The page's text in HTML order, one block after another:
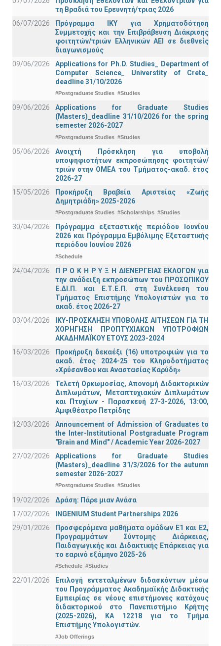
τη Βραδιά του Ερευνητή/τριας 2026
06/07/2026
Πρόγραμμα ΙΚΥ για Χρηματοδότηση
Συμμετοχής και την Επιβράβευση Διάκρισης
φοιτητών/τριών Ελληνικών ΑΕΙ σε διεθνείς
διαγωνισμούς
09/06/2026
Applications for Ph.D. Studies_ Department of
Computer Science_ Universtity of Crete_
deadline 31/10/2026
#Postgraduate Studies #Studies
09/06/2026
Applications for Graduate Studies
(Masters)_deadline 31/10/2026 for the spring
semester 2026-2027
#Postgraduate Studies #Studies
05/06/2026
Ανοιχτή Πρόσκληση για υποβολή
υποψηφιοτήτων εκπροσώπησης φοιτητών/
τριών στην ΟΜΕΑ του Τμήματος-ακαδ. έτος
2026-27
15/05/2026
Προκήρυξη Βραβεία Αριστείας «Ζωής
Δημητριάδη» 2025-2026
#Postgraduate Studies #Scholarships #Studies
30/04/2026
Πρόγραμμα εξεταστικής περιόδου Ιουνίου
2026 και Πρόγραμμα Εμβόλιμης Εξεταστικής
περιόδου Ιουνίου 2026
#Schedule
24/04/2026
Π Ρ Ο Κ Η Ρ Υ Ξ Η ΔΙΕΝΕΡΓΕΙΑΣ ΕΚΛΟΓΩΝ για
την ανάδειξη εκπροσώπων του ΠΡΟΣΩΠΙΚΟΥ
Ε.ΔΙ.Π. και Ε.Τ.Ε.Π. στη Συνέλευση του
Τμήματος Επιστήμης Υπολογιστών για το
ακαδ. έτος 2026-27
03/04/2026
ΙΚΥ-ΠΡΟΣΚΛΗΣΗ ΥΠΟΒΟΛΗΣ ΑΙΤΗΣΕΩΝ ΓΙΑ ΤΗ
ΧΟΡΗΓΗΣΗ ΠΡΟΠΤΥΧΙΑΚΩΝ ΥΠΟΤΡΟΦΙΩΝ
ΑΚΑΔΗΜΑΪΚΟΥ ΕΤΟΥΣ 2023-2024
16/03/2026
Προκήρυξη δεκαέξι (16) υποτροφιών για το
ακαδ. έτος 2024-25 του Κληροδοτήματος
«Χρύσανθου και Αναστασίας Καρύδη»
16/03/2026
Τελετή Ορκωμοσίας, Απονομή Διδακτορικών
Διπλωμάτων, Μεταπτυχιακών Διπλωμάτων
και Πτυχίων - Παρασκευή 27-3-2026, 13:00,
Αμφιθέατρο Πετρίδης
12/03/2026
Announcement of Admission of Graduates to
the Inter-Institutional Postgraduate Program
"Brain and Mind" / Academic Year 2026-2027
27/02/2026
Applications for Graduate Studies
(Masters)_deadline 31/3/2026 for the autumn
semester 2026-2027
#Postgraduate Studies #Studies
19/02/2026
Δράση: Πάρε μιαν Ανάσα
17/02/2026
INGENIUM Student Partnerships 2026
29/01/2026
Προσφερόμενα μαθήματα ομάδων Ε1 και Ε2,
Προγραμμάτων Σύντομης Διάρκειας,
Παιδαγωγικής και Διδακτικής Επάρκειας για
το εαρινό εξάμηνο 2025-26
#Schedule #Studies
22/01/2026
Επιλογή εντεταλμένων διδασκόντων μέσω
του Προγράμματος Ακαδημαϊκής Διδακτικής
Εμπειρίας σε νέους επιστήμονες κατόχους
διδακτορικού στο Πανεπιστήμιο Κρήτης
(2025-2026), ΚΑ 12218 για το Τμήμα
Επιστήμης Υπολογιστών.
#Job Offerings